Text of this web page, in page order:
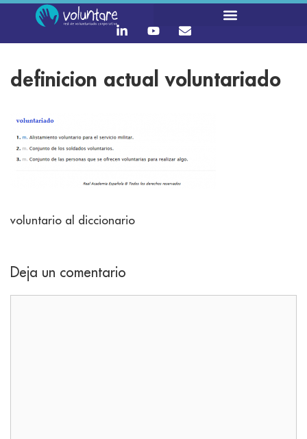
definicion actual voluntariado
voluntario al diccionario
Deja un comentario